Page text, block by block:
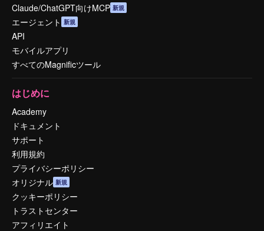
Claude/ChatGPT向けMCP 新規
エージェント 新規
API
モバイルアプリ
すべてのMagnificツール
はじめに
Academy
ドキュメント
サポート
利用規約
プライバシーポリシー
オリジナル 新規
クッキーポリシー
トラストセンター
アフィリエイト